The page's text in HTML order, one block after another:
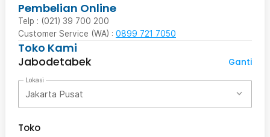
Pembelian Online
Telp : (021) 39 700 200
Customer Service (WA) : 0899 721 7050
Toko Kami
Jabodetabek
Ganti
Lokasi
Jakarta Pusat
Toko